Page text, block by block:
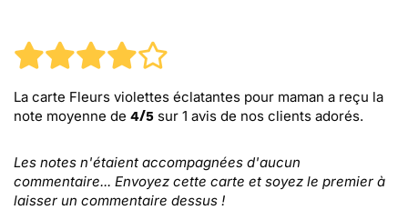
La carte Fleurs violettes éclatantes pour maman a reçu la
note moyenne de 4/5 sur 1 avis de nos clients adorés.
Les notes n'étaient accompagnées d'aucun
commentaire... Envoyez cette carte et soyez le premier à
laisser un commentaire dessus !